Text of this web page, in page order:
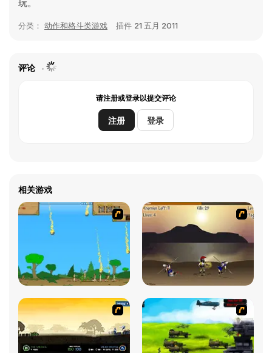
玩。
分类： 动作和格斗类游戏 插件 21 五月 2011
评论
请注册或登录以提交评论
注册 登录
相关游戏